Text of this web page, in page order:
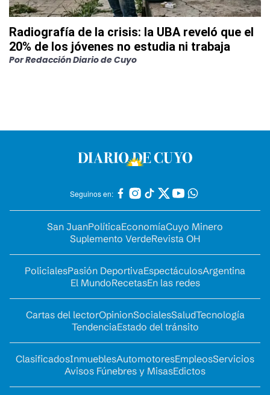
Radiografía de la crisis: la UBA reveló que el
20% de los jóvenes no estudia ni trabaja
PorRedacción Diario de Cuyo
Seguinos en:
San JuanPolíticaEconomíaCuyo Minero
Suplemento VerdeRevista OH
PolicialesPasión DeportivaEspectáculosArgentina
El MundoRecetasEn las redes
Cartas del lectorOpinionSocialesSaludTecnología
TendenciaEstado del tránsito
ClasificadosInmueblesAutomotoresEmpleosServicios
Avisos Fúnebres y MisasEdictos